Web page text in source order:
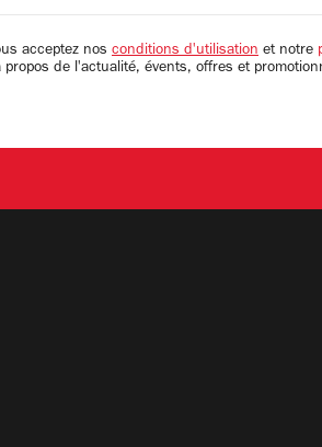
acceptez nos conditions d'utilisation et notre
propos de l'actualité, évents, offres et